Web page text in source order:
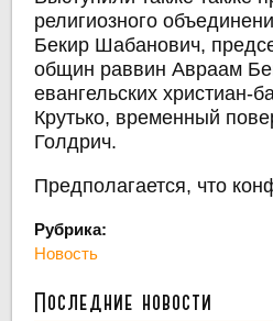
религиозного
Бекир Шабанович,
общин раввин Авраам
евангельских христиан-
Крутько, временный
Голдрич.
Предполагается, что
Рубрика:
Новость
Последние новости